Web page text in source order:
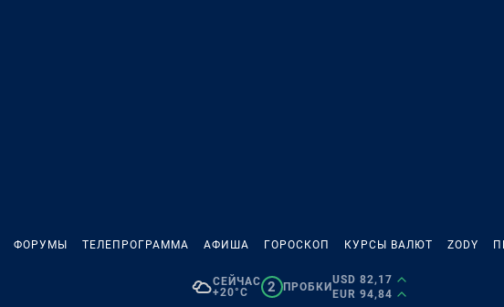
ФОРУМЫ ТЕЛЕПРОГРАММА АФИША ГОРОСКОП КУРСЫ ВАЛЮТ ZODY
СЕЙЧАС
+20°C
2 ПРОБКИ
USD 82,17
EUR 94,84